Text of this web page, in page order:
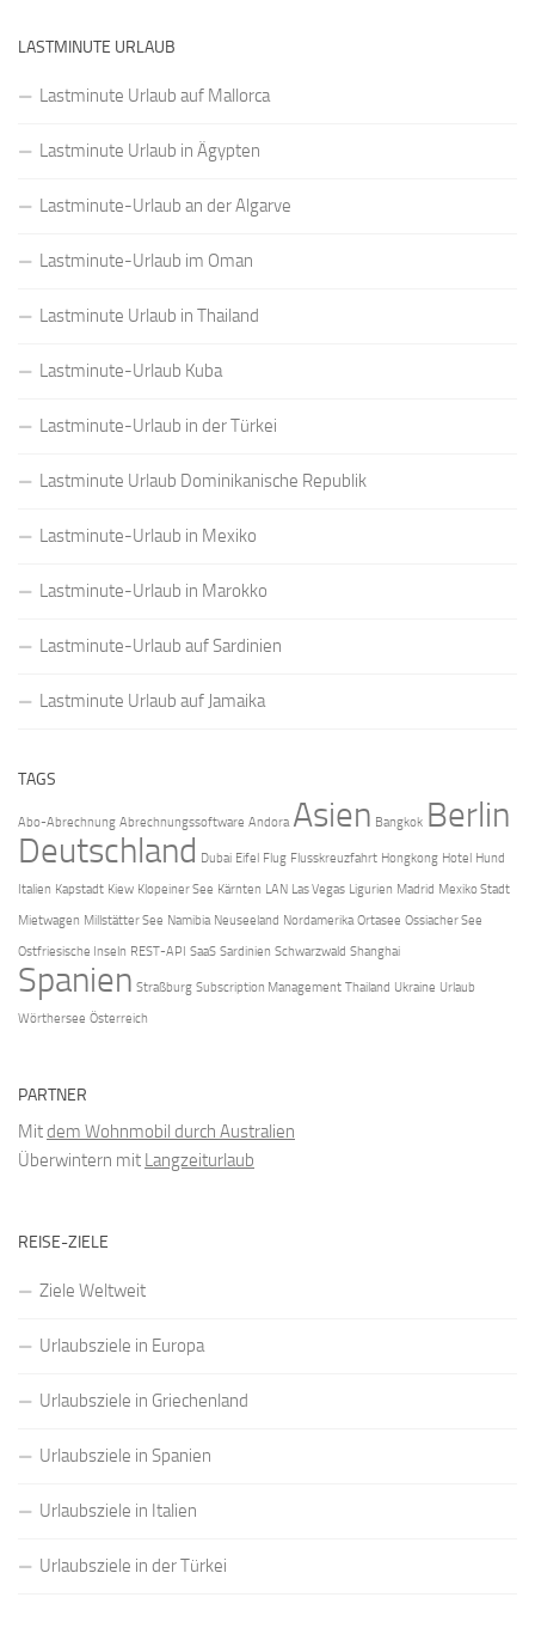
LASTMINUTE URLAUB
Lastminute Urlaub auf Mallorca
Lastminute Urlaub in Ägypten
Lastminute-Urlaub an der Algarve
Lastminute-Urlaub im Oman
Lastminute Urlaub in Thailand
Lastminute-Urlaub Kuba
Lastminute-Urlaub in der Türkei
Lastminute Urlaub Dominikanische Republik
Lastminute-Urlaub in Mexiko
Lastminute-Urlaub in Marokko
Lastminute-Urlaub auf Sardinien
Lastminute Urlaub auf Jamaika
TAGS
Abo-Abrechnung Abrechnungssoftware Andora Asien Bangkok Berlin
Deutschland Dubai Eifel Flug Flusskreuzfahrt Hongkong Hotel Hund
Italien Kapstadt Kiew Klopeiner See Kärnten LAN Las Vegas Ligurien Madrid Mexiko Stadt
Mietwagen Millstätter See Namibia Neuseeland Nordamerika Ortasee Ossiacher See
Ostfriesische Inseln REST-API SaaS Sardinien Schwarzwald Shanghai
Spanien Straßburg Subscription Management Thailand Ukraine Urlaub
Wörthersee Österreich
PARTNER
Mitdem Wohnmobil durch Australien
Überwintern mit Langzeiturlaub
REISE-ZIELE
Ziele Weltweit
Urlaubsziele in Europa
Urlaubsziele in Griechenland
Urlaubsziele in Spanien
Urlaubsziele in Italien
Urlaubsziele in der Türkei